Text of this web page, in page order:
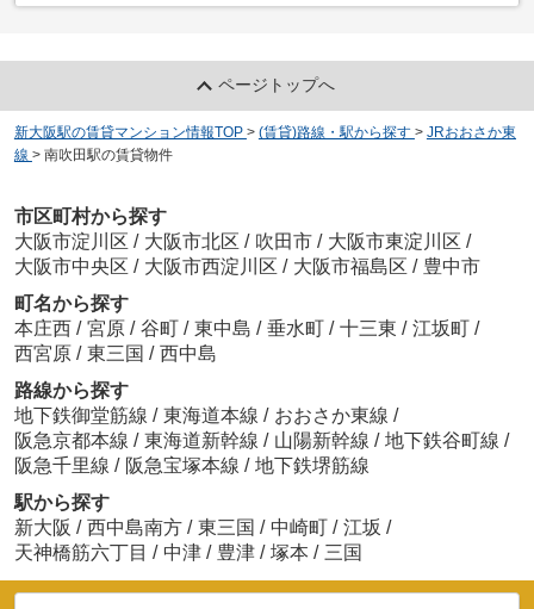
ページトップへ
新大阪駅の賃貸マンション情報TOP > (賃貸)路線・駅から探す > JRおおさか東
線 > 南吹田駅の賃貸物件
市区町村から探す
大阪市淀川区 / 大阪市北区 / 吹田市 / 大阪市東淀川区 /
大阪市中央区 / 大阪市西淀川区 / 大阪市福島区 / 豊中市
町名から探す
本庄西 / 宮原 / 谷町 / 東中島 / 垂水町 / 十三東 / 江坂町 /
西宮原 / 東三国 / 西中島
路線から探す
地下鉄御堂筋線 / 東海道本線 / おおさか東線 /
阪急京都本線 / 東海道新幹線 / 山陽新幹線 / 地下鉄谷町線 /
阪急千里線 / 阪急宝塚本線 / 地下鉄堺筋線
駅から探す
新大阪 / 西中島南方 / 東三国 / 中崎町 / 江坂 /
天神橋筋六丁目 / 中津 / 豊津 / 塚本 / 三国